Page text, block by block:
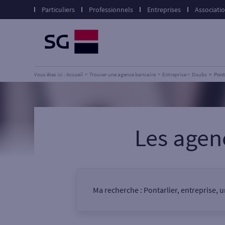
Particuliers Professionnels Entreprises
Vous êtes ici : Accueil Trouver une agence bancaire Entreprise Doubs
Les
Ma recherche : Pontarlier, entreprise,